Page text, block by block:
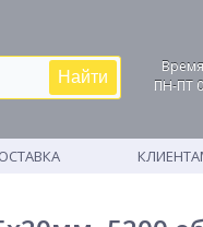
Найти
ПН-ПТ